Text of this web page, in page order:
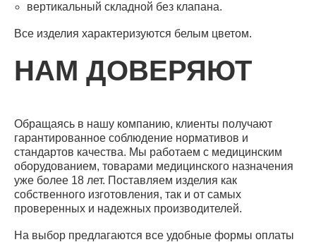
вертикальный складной без клапана.
Все изделия характеризуются белым цветом.
НАМ ДОВЕРЯЮТ
Обращаясь в нашу компанию, клиенты получают
гарантированное соблюдение нормативов и
стандартов качества. Мы работаем с медицинским
оборудованием, товарами медицинского назначения
уже более 18 лет. Поставляем изделия как
собственного изготовления, так и от самых
проверенных и надежных производителей.
На выбор предлагаются все удобные формы оплаты